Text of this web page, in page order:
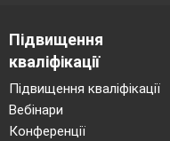
Підвищення
кваліфікації
Підвищення кваліфікації
Вебінари
Конференції